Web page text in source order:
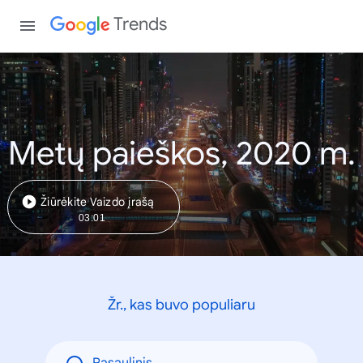
Trends
Metų paieškos, 2020 m.
Žiūrėkite Vaizdo įrašą
03:01
Žr., kas buvo populiaru